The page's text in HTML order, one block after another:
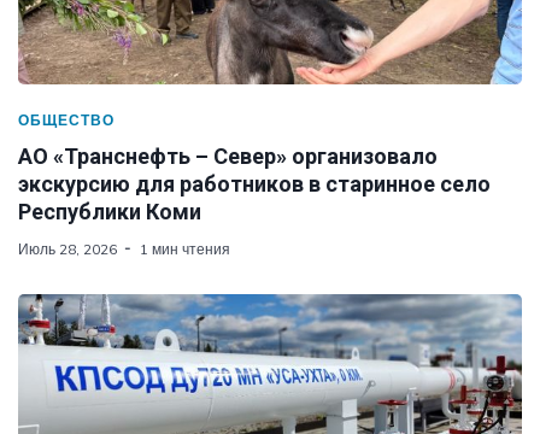
ОБЩЕСТВО
АО «Транснефть – Север» организовало
экскурсию для работников в старинное село
Республики Коми
Июль 28, 2026 1 мин чтения